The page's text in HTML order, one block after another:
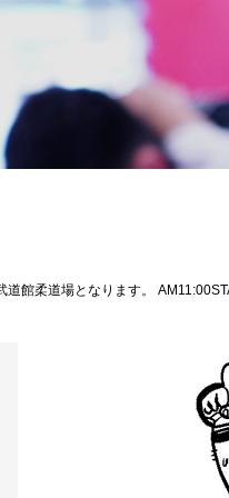
イト #グランドスラムAPP #パラエストラ #沖縄 #那覇 #与儀 #MMA #shooto #コザ #総